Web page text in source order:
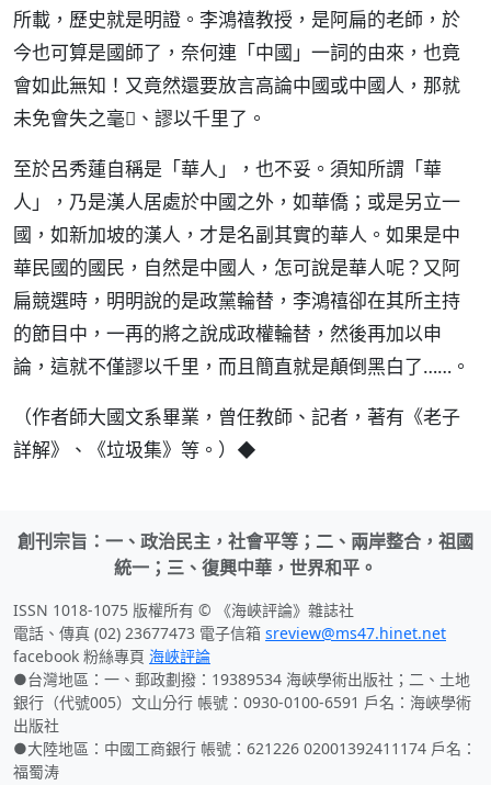
所載，歷史就是明證。李鴻禧教授，是阿扁的老師，於
今也可算是國師了，奈何連「中國」一詞的由來，也竟
會如此無知！又竟然還要放言高論中國或中國人，那就
未免會失之毫、謬以千里了。
至於呂秀蓮自稱是「華人」，也不妥。須知所謂「華
人」，乃是漢人居處於中國之外，如華僑；或是另立一
國，如新加坡的漢人，才是名副其實的華人。如果是中
華民國的國民，自然是中國人，怎可說是華人呢？又阿
扁競選時，明明說的是政黨輪替，李鴻禧卻在其所主持
的節目中，一再的將之說成政權輪替，然後再加以申
論，這就不僅謬以千里，而且簡直就是顛倒黑白了……。
（作者師大國文系畢業，曾任教師、記者，著有《老子
詳解》、《垃圾集》等。）◆
創刊宗旨：一、政治民主，社會平等；二、兩岸整合，祖國
統一；三、復興中華，世界和平。
ISSN 1018-1075 版權所有 © 《海峽評論》雜誌社
電話、傳真 (02) 23677473 電子信箱 sreview@ms47.hinet.net
facebook 粉絲專頁 海峽評論
●台灣地區：一、郵政劃撥：19389534 海峽學術出版社；二、土地
銀行（代號005）文山分行 帳號：0930-0100-6591 戶名：海峽學術
出版社
●大陸地區：中國工商銀行 帳號：621226 02001392411174 戶名：
福蜀涛